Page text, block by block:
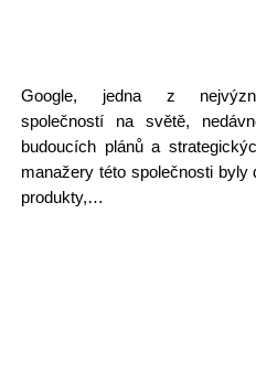
Google, jedna z
společností na světě,
budoucích plánů a
manažery této společnosti
produkty,…